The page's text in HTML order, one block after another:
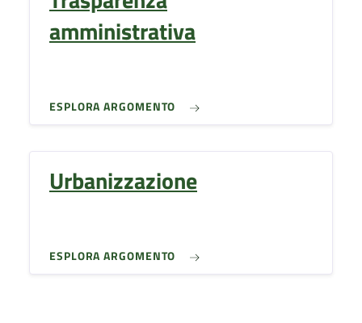
amministrativa
ESPLORA ARGOMENTO
Urbanizzazione
ESPLORA ARGOMENTO